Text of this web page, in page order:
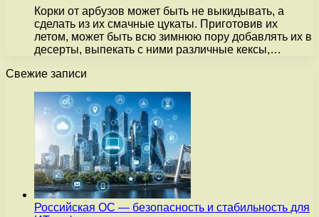
Корки от арбузов может быть не выкидывать, а
сделать из их смачные цукаты. Приготовив их
летом, может быть всю зимнюю пору добавлять их в
десерты, выпекать с ними различные кексы,…
Свежие записи
Российская ОС — безопасность и стабильность для